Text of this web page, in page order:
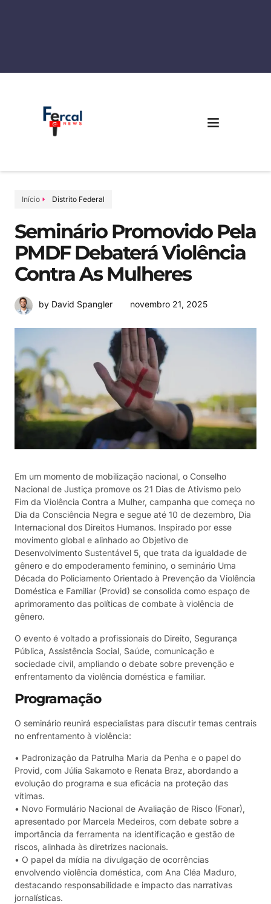
Início Distrito Federal
Seminário Promovido Pela
PMDF Debaterá Violência
Contra As Mulheres
by David Spangler novembro 21, 2025
Em um momento de mobilização nacional, o Conselho
Nacional de Justiça promove os 21 Dias de Ativismo pelo
Fim da Violência Contra a Mulher, campanha que começa no
Dia da Consciência Negra e segue até 10 de dezembro, Dia
Internacional dos Direitos Humanos. Inspirado por esse
movimento global e alinhado ao Objetivo de
Desenvolvimento Sustentável 5, que trata da igualdade de
gênero e do empoderamento feminino, o seminário Uma
Década do Policiamento Orientado à Prevenção da Violência
Doméstica e Familiar (Provid) se consolida como espaço de
aprimoramento das políticas de combate à violência de
gênero.
O evento é voltado a profissionais do Direito, Segurança
Pública, Assistência Social, Saúde, comunicação e
sociedade civil, ampliando o debate sobre prevenção e
enfrentamento da violência doméstica e familiar.
Programação
O seminário reunirá especialistas para discutir temas centrais
no enfrentamento à violência:
• Padronização da Patrulha Maria da Penha e o papel do
Provid, com Júlia Sakamoto e Renata Braz, abordando a
evolução do programa e sua eficácia na proteção das
vítimas.
• Novo Formulário Nacional de Avaliação de Risco (Fonar),
apresentado por Marcela Medeiros, com debate sobre a
importância da ferramenta na identificação e gestão de
riscos, alinhada às diretrizes nacionais.
• O papel da mídia na divulgação de ocorrências
envolvendo violência doméstica, com Ana Cléa Maduro,
destacando responsabilidade e impacto das narrativas
jornalísticas.